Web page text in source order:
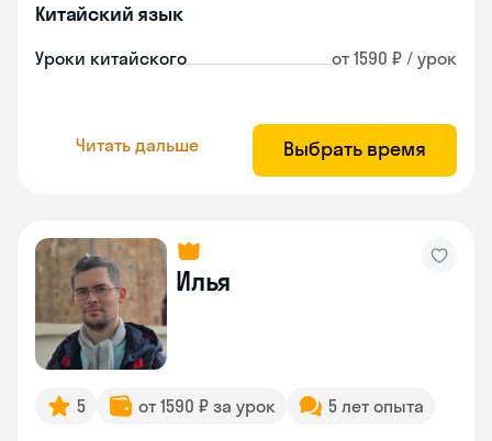
Китайский язык
Уроки китайского от 1590 ₽ / урок
Читать дальше Выбрать время
Илья
5 от 1590 ₽ за урок 5 лет опыта